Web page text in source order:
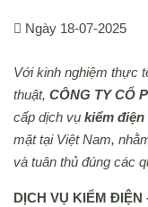
DỊCH VỤ
TIN TỨC
DỰ ÁN
Ngày 18-07-2025
Với kinh nghiệm thực
thuật, CÔNG TY CỔ
cấp dịch vụ kiểm điện
mặt tại Việt Nam,
và tuân thủ đúng các
DỊCH VỤ KIỂM